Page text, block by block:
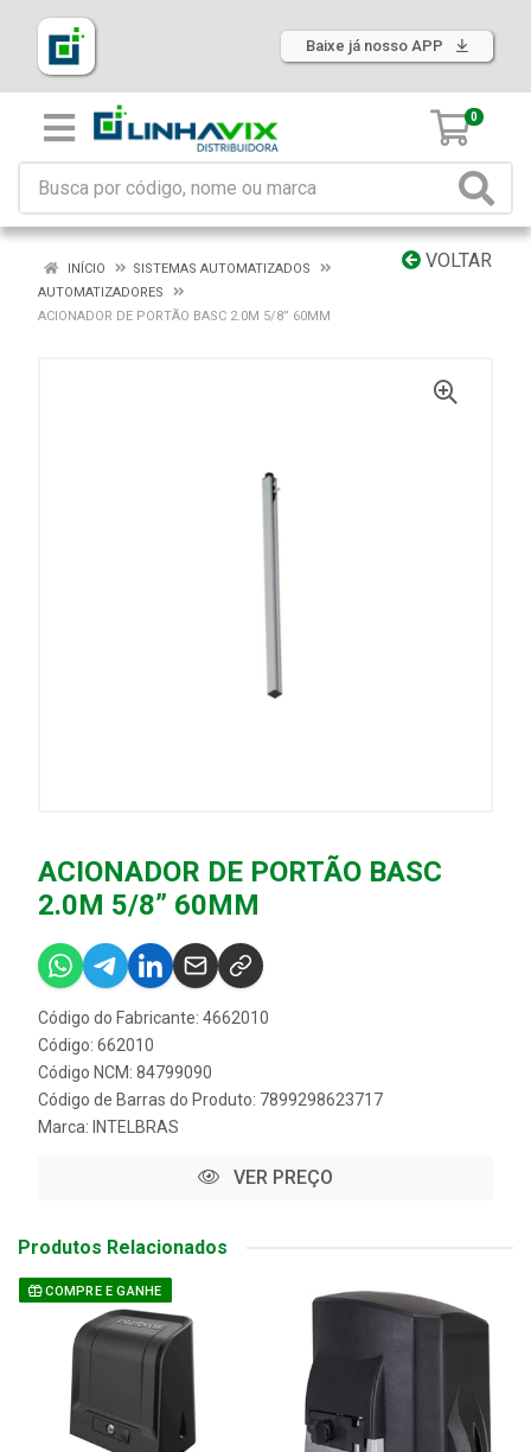
Baixe já nosso APP
0
VOLTAR
INÍCIO
SISTEMAS AUTOMATIZADOS
AUTOMATIZADORES
ACIONADOR DE PORTÃO BASC 2.0M 5/8” 60MM
ACIONADOR DE PORTÃO BASC
2.0M 5/8” 60MM
Código do Fabricante: 4662010
Código: 662010
Código NCM: 84799090
Código de Barras do Produto: 7899298623717
Marca: INTELBRAS
VER PREÇO
Produtos Relacionados
COMPRE E GANHE